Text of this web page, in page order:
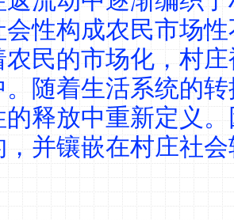
会性构成农民市场
农民的市场化，村
。随着生活系统的
的释放中重新定义
，并镶嵌在村庄社